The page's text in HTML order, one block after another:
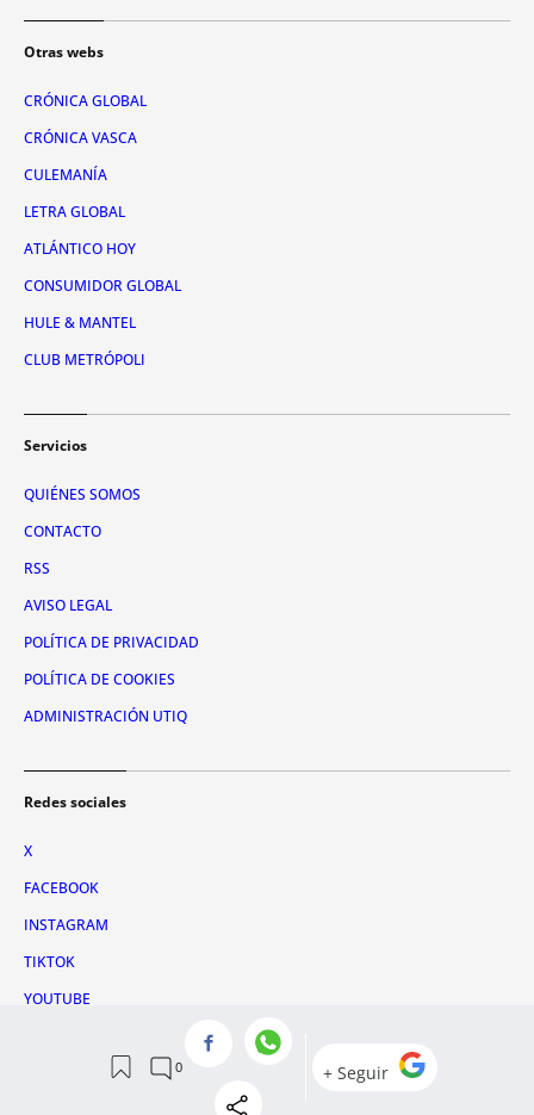
Otras webs
CRÓNICA GLOBAL
CRÓNICA VASCA
CULEMANÍA
LETRA GLOBAL
ATLÁNTICO HOY
CONSUMIDOR GLOBAL
HULE & MANTEL
CLUB METRÓPOLI
Servicios
QUIÉNES SOMOS
CONTACTO
RSS
AVISO LEGAL
POLÍTICA DE PRIVACIDAD
POLÍTICA DE COOKIES
ADMINISTRACIÓN UTIQ
Redes sociales
X
FACEBOOK
INSTAGRAM
TIKTOK
YOUTUBE